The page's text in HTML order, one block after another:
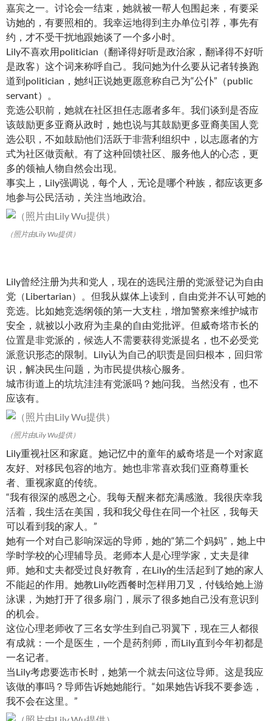
嘉宾之一。讨论会一结束，她就被一帮人包围起来，有要采
访她的，有要照相的。我幸运地得到主办单位引荐，事先有
约，才不受干扰地跟她谈了一个多小时。
Lily不喜欢用politician（翻译得好听是政治家，翻译得不好听
是政客）这个词来称呼自己。我问她为什么要从记者转换跑
道到politician，她纠正说她更愿意称自己为“公仆”（public
servant）。
竞选公职前，她就在社区担任志愿者多年。我们谈到是否应
该鼓励更多亚裔从政时，她也说与其鼓励更多亚裔美国人竞
选公职，不如鼓励他们活跃于非营利组织中，以志愿者的方
式为社区做贡献。有了这种回馈社区、服务他人的心态，更
多的领袖人物自然会出现。
事实上，Lily强调说，每个人，无论是哪个种族，都应该更多
地参与公民活动，关注当地政治。
（照片由Lily Wu提供）
Lily曾经注册为共和党人，现在的选民注册的党派登记为自由
党（Libertarian）。但我从媒体上读到，自由党并不认可她的
竞选。比如她竞选纲领的第一大支柱，增加警察来维护城市
安全，就被以小政府为圭臬的自由党批评。但威奇塔市长的
位置是非党派的，候选人不需要获得党派提名，也不必受党
派意识形态的限制。Lily认为自己的职责是回归根本，回归常
识，解决民生问题，为市民提供核心服务。
城市街道上的坑坑洼洼有党派吗？她问我。当然没有，也不
应该有。
（照片由Lily Wu提供）
Lily重视社区和家庭。她记忆中的童年的威奇塔是一个对家庭
友好、对移民包容的地方。她也非常喜欢我们亚裔尊重长
者、重视家庭的传统。
“我有很深的感恩之心。我每天醒来都充满感激。我很庆幸我
活着，我生活在美国，我和我父母住在同一个社区，我每天
可以看到我的家人。”
她有一个对自己影响深远的导师，她的“第二个妈妈”，她上中
学时学校的心理辅导员。老师本人是心理学家，丈夫是律
师。她和丈夫都受过良好教育，在Lily的生活起到了她的家人
不能起的作用。她教Lily吃西餐时怎样用刀叉，付钱给她上游
泳课，为她打开了很多扇门，展示了很多她自己没有意识到
的机会。
这位心理老师收了三名女学生到自己羽翼下，现在三人都很
有成就：一个是医生，一个是药剂师，而Lily直到今年初都是
一名记者。
当Lily考虑要选市长时，她第一个就去问这位导师。这是我应
该做的事吗？导师告诉她她能行。“如果她告诉我不要参选，
我不会在这里。”